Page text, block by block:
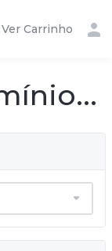
Ver Carrinho